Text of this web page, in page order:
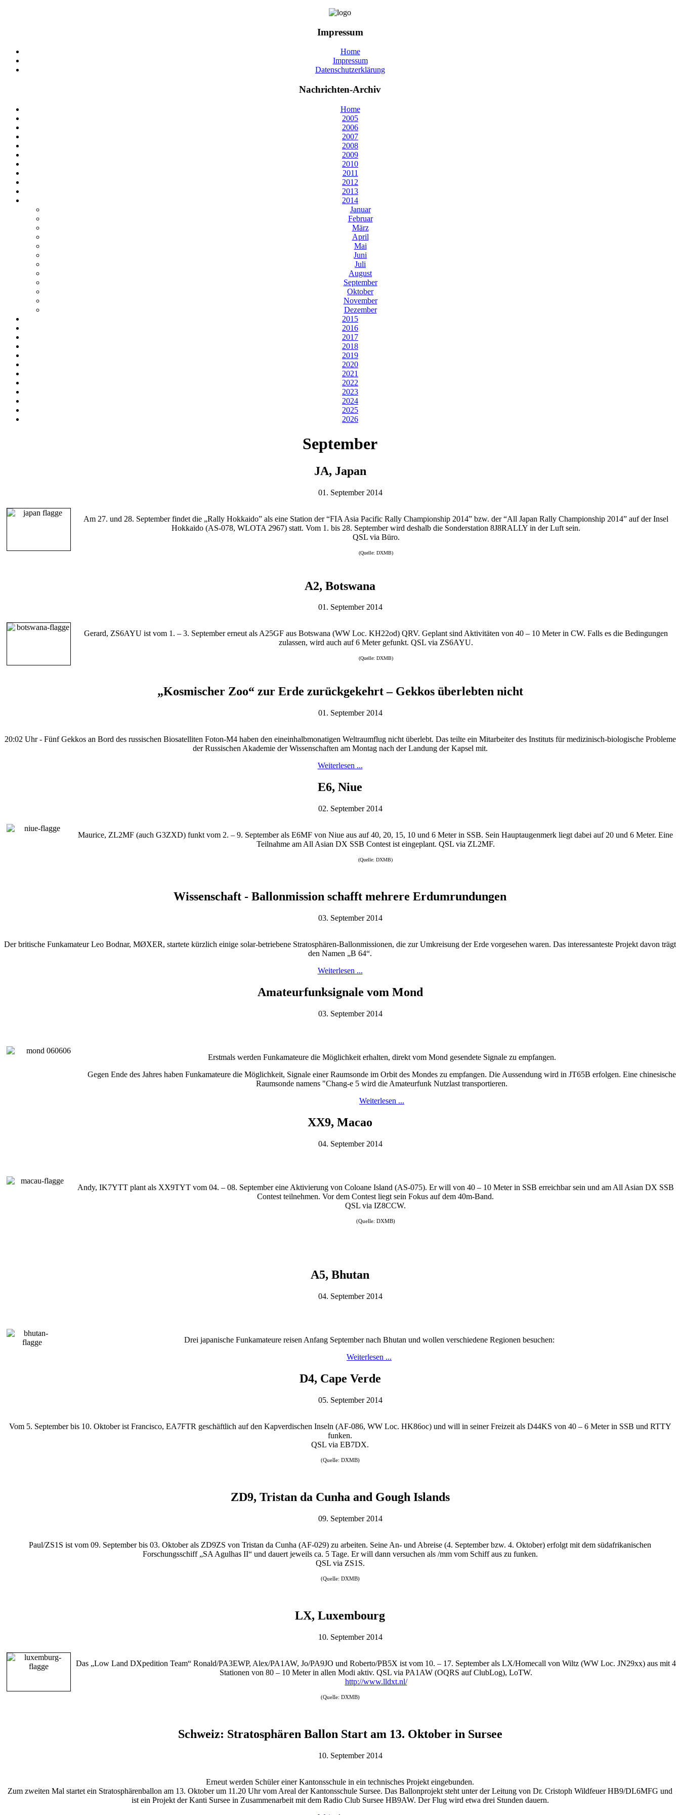
Impressum
Home
Impressum
Datenschutzerklärung
Nachrichten-Archiv
Home
2005
2006
2007
2008
2009
2010
2011
2012
2013
2014
Januar
Februar
März
April
Mai
Juni
Juli
August
September
Oktober
November
Dezember
2015
2016
2017
2018
2019
2020
2021
2022
2023
2024
2025
2026
September
JA, Japan
01. September 2014
Am 27. und 28. September findet die „Rally Hokkaido” als eine Station der “FIA Asia Pacific Rally Championship 2014” bzw. der “All Japan Rally Championship 2014” auf der Insel
Hokkaido (AS-078, WLOTA 2967) statt. Vom 1. bis 28. September wird deshalb die Sonderstation 8J8RALLY in der Luft sein.
QSL via Büro.
(Quelle: DXMB)
A2, Botswana
01. September 2014
Gerard, ZS6AYU ist vom 1. – 3. September erneut als A25GF aus Botswana (WW Loc. KH22od) QRV. Geplant sind Aktivitäten von 40 – 10 Meter in CW. Falls es die Bedingungen
zulassen, wird auch auf 6 Meter gefunkt. QSL via ZS6AYU.
(Quelle: DXMB)
„Kosmischer Zoo“ zur Erde zurückgekehrt – Gekkos überlebten nicht
01. September 2014
20:02 Uhr - Fünf Gekkos an Bord des russischen Biosatelliten Foton-M4 haben den eineinhalbmonatigen Weltraumflug nicht überlebt. Das teilte ein Mitarbeiter des Instituts für medizinisch-biologische Probleme
der Russischen Akademie der Wissenschaften am Montag nach der Landung der Kapsel mit.
Weiterlesen ...
E6, Niue
02. September 2014
Maurice, ZL2MF (auch G3ZXD) funkt vom 2. – 9. September als E6MF von Niue aus auf 40, 20, 15, 10 und 6 Meter in SSB. Sein Hauptaugenmerk liegt dabei auf 20 und 6 Meter. Eine
Teilnahme am All Asian DX SSB Contest ist eingeplant. QSL via ZL2MF.
(Quelle: DXMB)
Wissenschaft - Ballonmission schafft mehrere Erdumrundungen
03. September 2014
Der britische Funkamateur Leo Bodnar, MØXER, startete kürzlich einige solar-betriebene Stratosphären-Ballonmissionen, die zur Umkreisung der Erde vorgesehen waren. Das interessanteste Projekt davon trägt
den Namen „B 64“.
Weiterlesen ...
Amateurfunksignale vom Mond
03. September 2014
Erstmals werden Funkamateure die Möglichkeit erhalten, direkt vom Mond gesendete Signale zu empfangen.
Gegen Ende des Jahres haben Funkamateure die Möglichkeit, Signale einer Raumsonde im Orbit des Mondes zu empfangen. Die Aussendung wird in JT65B erfolgen. Eine chinesische
Raumsonde namens "Chang-e 5 wird die Amateurfunk Nutzlast transportieren.
Weiterlesen ...
XX9, Macao
04. September 2014
Andy, IK7YTT plant als XX9TYT vom 04. – 08. September eine Aktivierung von Coloane Island (AS-075). Er will von 40 – 10 Meter in SSB erreichbar sein und am All Asian DX SSB
Contest teilnehmen. Vor dem Contest liegt sein Fokus auf dem 40m-Band.
QSL via IZ8CCW.
(Quelle: DXMB)
A5, Bhutan
04. September 2014
Drei japanische Funkamateure reisen Anfang September nach Bhutan und wollen verschiedene Regionen besuchen:
Weiterlesen ...
D4, Cape Verde
05. September 2014
Vom 5. September bis 10. Oktober ist Francisco, EA7FTR geschäftlich auf den Kapverdischen Inseln (AF-086, WW Loc. HK86oc) und will in seiner Freizeit als D44KS von 40 – 6 Meter in SSB und RTTY
funken.
QSL via EB7DX.
(Quelle: DXMB)
ZD9, Tristan da Cunha and Gough Islands
09. September 2014
Paul/ZS1S ist vom 09. September bis 03. Oktober als ZD9ZS von Tristan da Cunha (AF-029) zu arbeiten. Seine An- und Abreise (4. September bzw. 4. Oktober) erfolgt mit dem südafrikanischen
Forschungsschiff „SA Agulhas II“ und dauert jeweils ca. 5 Tage. Er will dann versuchen als /mm vom Schiff aus zu funken.
QSL via ZS1S.
(Quelle: DXMB)
LX, Luxembourg
10. September 2014
Das „Low Land DXpedition Team“ Ronald/PA3EWP, Alex/PA1AW, Jo/PA9JO und Roberto/PB5X ist vom 10. – 17. September als LX/Homecall von Wiltz (WW Loc. JN29xx) aus mit 4
Stationen von 80 – 10 Meter in allen Modi aktiv. QSL via PA1AW (OQRS auf ClubLog), LoTW.
http://www.lldxt.nl/
(Quelle: DXMB)
Schweiz: Stratosphären Ballon Start am 13. Oktober in Sursee
10. September 2014
Erneut werden Schüler einer Kantonsschule in ein technisches Projekt eingebunden.
Zum zweiten Mal startet ein Stratosphärenballon am 13. Oktober um 11.20 Uhr vom Areal der Kantonsschule Sursee. Das Ballonprojekt steht unter der Leitung von Dr. Cristoph Wildfeuer HB9/DL6MFG und
ist ein Projekt der Kanti Sursee in Zusammenarbeit mit dem Radio Club Sursee HB9AW. Der Flug wird etwa drei Stunden dauern.